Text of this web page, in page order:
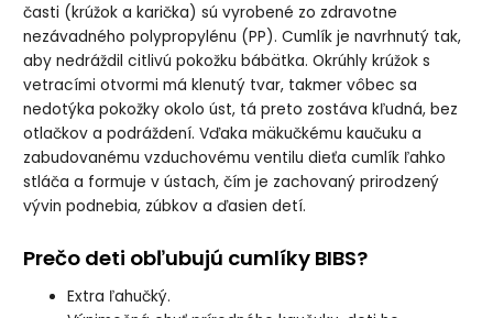
časti (krúžok a karička) sú vyrobené zo zdravotne
nezávadného polypropylénu (PP). Cumlík je navrhnutý tak,
aby nedráždil citlivú pokožku bábätka. Okrúhly krúžok s
vetracími otvormi má klenutý tvar, takmer vôbec sa
nedotýka pokožky okolo úst, tá preto zostáva kľudná, bez
otlačkov a podráždení. Vďaka mäkučkému kaučuku a
zabudovanému vzduchovému ventilu dieťa cumlík ľahko
stláča a formuje v ústach, čím je zachovaný prirodzený
vývin podnebia, zúbkov a ďasien detí.
Prečo deti obľubujú cumlíky BIBS?
Extra ľahučký.